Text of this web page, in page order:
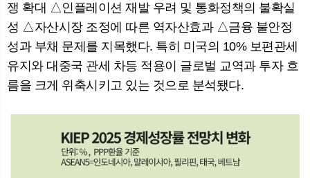
쟁 확대 △인플레이션 재발 우려 및 통화정책의 불확실
성 △자산시장 조정에 따른 역자산효과 △금융 불안정
성과 부채 문제를 지목했다. 특히 미국의 10% 보편관세
유지와 대중국 관세 차등 적용이 글로벌 교역과 투자 흐
름을 크게 위축시키고 있는 것으로 분석됐다.